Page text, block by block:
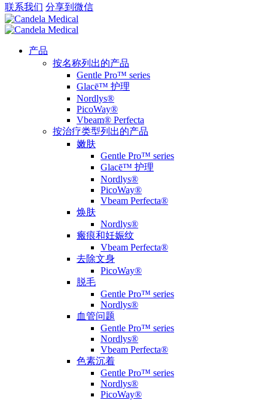
联系我们 分享到微信
产品
按名称列出的产品
Gentle Pro™ series
Glacē™ 护理
Nordlys®
PicoWay®
Vbeam® Perfecta
按治疗类型列出的产品
嫩肤
Gentle Pro™ series
Glacē™ 护理
Nordlys®
PicoWay®
Vbeam Perfecta®
焕肤
Nordlys®
瘢痕和妊娠纹
Vbeam Perfecta®
去除文身
PicoWay®
脱毛
Gentle Pro™ series
Nordlys®
血管问题
Gentle Pro™ series
Nordlys®
Vbeam Perfecta®
色素沉着
Gentle Pro™ series
Nordlys®
PicoWay®